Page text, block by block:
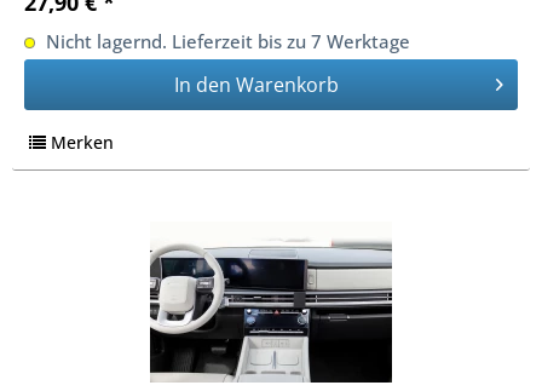
Nicht lagernd. Lieferzeit bis zu 7 Werktage
In den Warenkorb
Merken